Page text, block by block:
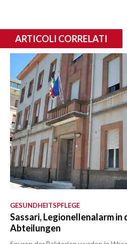
ARTICOLI CORRELATI
GESUNDHEITSPFLEGE
Sassari, Legionellenalarm in
Abteilungen